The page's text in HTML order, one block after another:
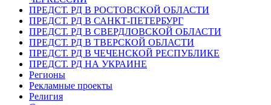
ПРЕДСТ. РД В РОСТОВСКОЙ ОБЛАСТИ
ПРЕДСТ. РД В САНКТ-ПЕТЕРБУРГ
ПРЕДСТ. РД В СВЕРДЛОВСКОЙ ОБЛАСТИ
ПРЕДСТ. РД В ТВЕРСКОЙ ОБЛАСТИ
ПРЕДСТ. РД В ЧЕЧЕНСКОЙ РЕСПУБЛИКЕ
ПРЕДСТ. РД НА УКРАИНЕ
Регионы
Рекламные проекты
Религия